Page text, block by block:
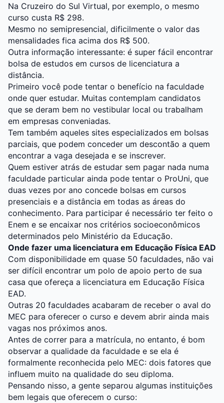
Na Cruzeiro do Sul Virtual, por exemplo, o mesmo
curso custa R$ 298.
Mesmo no semipresencial, dificilmente o valor das
mensalidades fica acima dos R$ 500.
Outra informação interessante: é super fácil encontrar
bolsa de estudos em cursos de licenciatura a
distância.
Primeiro você pode tentar o benefício na faculdade
onde quer estudar. Muitas contemplam candidatos
que se deram bem no vestibular local ou trabalham
em empresas conveniadas.
Tem também aqueles sites especializados em bolsas
parciais, que podem conceder um descontão a quem
encontrar a vaga desejada e se inscrever.
Quem estiver atrás de estudar sem pagar nada numa
faculdade particular ainda pode tentar o ProUni, que
duas vezes por ano concede bolsas em cursos
presenciais e a distância em todas as áreas do
conhecimento. Para participar é necessário ter feito o
Enem e se encaixar nos critérios socioeconômicos
determinados pelo Ministério da Educação.
Onde fazer uma licenciatura em Educação Física EAD
Com disponibilidade em quase 50 faculdades, não vai
ser difícil encontrar um polo de apoio perto de sua
casa que ofereça a licenciatura em Educação Física
EAD.
Outras 20 faculdades acabaram de receber o aval do
MEC para oferecer o curso e devem abrir ainda mais
vagas nos próximos anos.
Antes de correr para a matrícula, no entanto, é bom
observar a qualidade da faculdade e se ela é
formalmente reconhecida pelo MEC: dois fatores que
influem muito na qualidade do seu diploma.
Pensando nisso, a gente separou algumas instituições
bem legais que oferecem o curso: